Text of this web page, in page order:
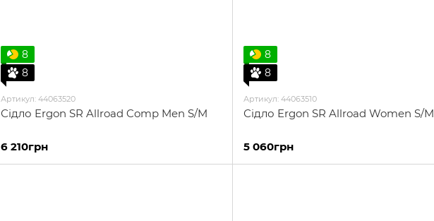
8
8
Артикул: 44063520
Сідло Ergon SR Allroad Comp Men S/M
6 210грн
8
8
Артикул: 44063510
Сідло Ergon SR Allroad Women S/M
5 060грн